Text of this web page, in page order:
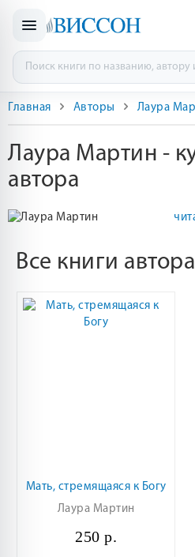
Главная Авторы Лаура
Лаура Мартин -
автора
Все книги автора
Мать, стремящаяся к Богу
Лаура Мартин
250 р.